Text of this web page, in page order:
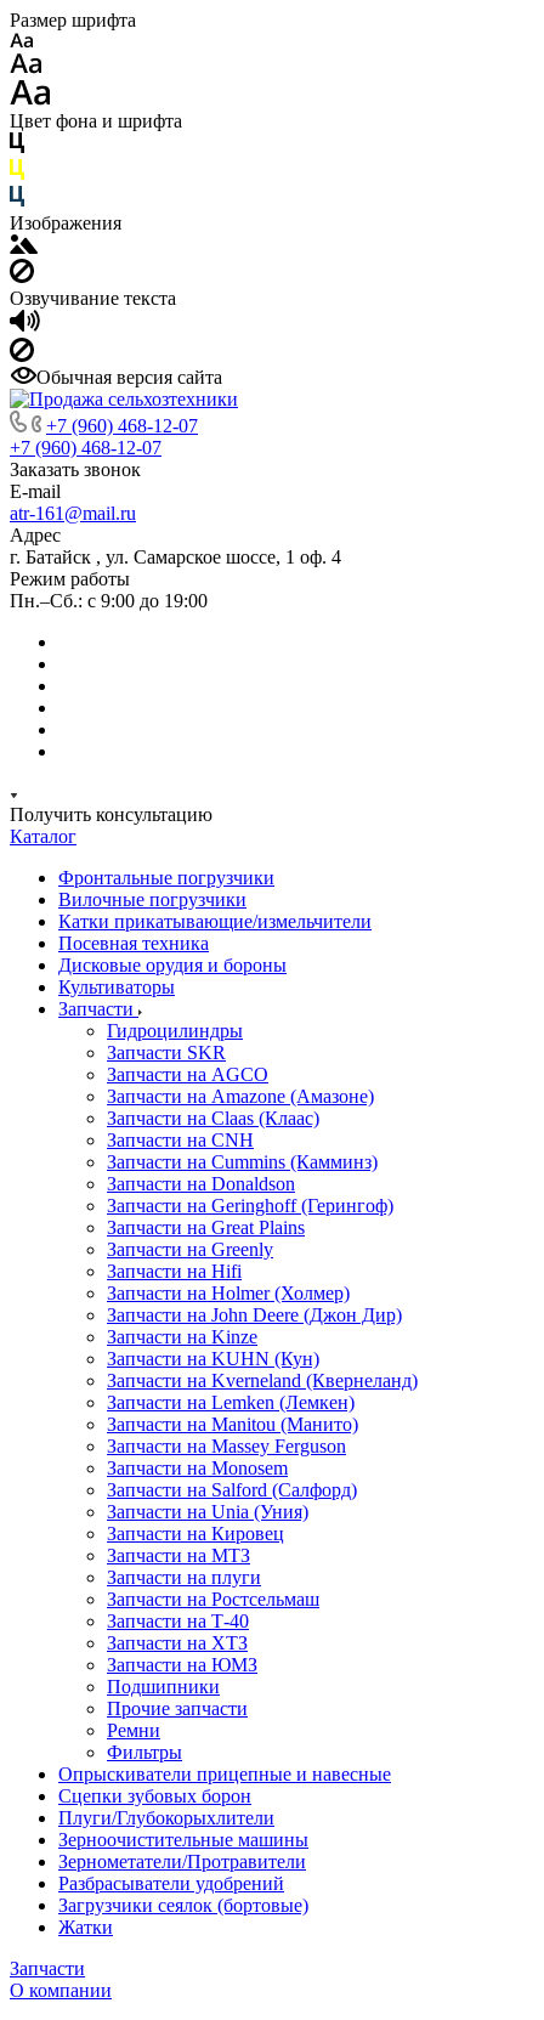
Размер шрифта
Цвет фона и шрифта
Изображения
Озвучивание текста
Обычная версия сайта
+7 (960) 468-12-07
+7 (960) 468-12-07
Заказать звонок
E-mail
atr-161@mail.ru
Адрес
г. Батайск , ул. Самарское шоссе, 1 оф. 4
Режим работы
Пн.–Сб.: с 9:00 до 19:00
Получить консультацию
Каталог
Фронтальные погрузчики
Вилочные погрузчики
Катки прикатывающие/измельчители
Посевная техника
Дисковые орудия и бороны
Культиваторы
Запчасти
Гидроцилиндры
Запчасти SKR
Запчасти на AGCO
Запчасти на Amazone (Амазоне)
Запчасти на Claas (Клаас)
Запчасти на CNH
Запчасти на Cummins (Камминз)
Запчасти на Donaldson
Запчасти на Geringhoff (Герингоф)
Запчасти на Great Plains
Запчасти на Greenly
Запчасти на Hifi
Запчасти на Holmer (Холмер)
Запчасти на John Deere (Джон Дир)
Запчасти на Kinze
Запчасти на KUHN (Кун)
Запчасти на Kverneland (Квернеланд)
Запчасти на Lemken (Лемкен)
Запчасти на Manitou (Манито)
Запчасти на Massey Ferguson
Запчасти на Monosem
Запчасти на Salford (Салфорд)
Запчасти на Unia (Уния)
Запчасти на Кировец
Запчасти на МТЗ
Запчасти на плуги
Запчасти на Ростсельмаш
Запчасти на Т-40
Запчасти на ХТЗ
Запчасти на ЮМЗ
Подшипники
Прочие запчасти
Ремни
Фильтры
Опрыскиватели прицепные и навесные
Сцепки зубовых борон
Плуги/Глубокорыхлители
Зерноочистительные машины
Зернометатели/Протравители
Разбрасыватели удобрений
Загрузчики сеялок (бортовые)
Жатки
Запчасти
О компании